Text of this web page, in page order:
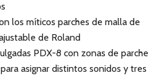
los míticos parches de malla de
de Roland
PDX-8 con zonas de parche
asignar distintos sonidos y tres